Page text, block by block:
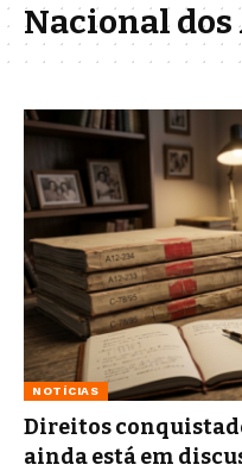
Nacional
NOTÍCIAS
Direitos
ainda está em